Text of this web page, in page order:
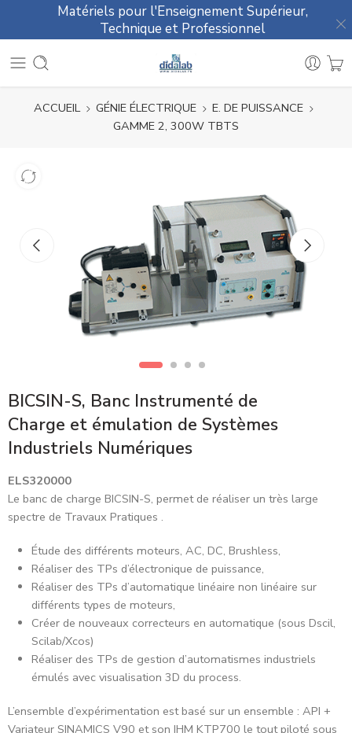
Matériels pour l'Enseignement Supérieur,
Technique et Professionnel
ACCUEIL GÉNIE ÉLECTRIQUE
E. DE PUISSANCE
GAMME 2, 300W TBTS
BICSIN-S, Banc Instrumenté de
Charge et émulation de Systèmes
Industriels Numériques
ELS320000
Le banc de charge BICSIN-S, permet de réaliser un très large
spectre de Travaux Pratiques .
Étude des différents moteurs, AC, DC, Brushless,
Réaliser des TPs d’électronique de puissance,
Réaliser des TPs d’automatique linéaire non linéaire sur
différents types de moteurs,
Créer de nouveaux correcteurs en automatique (sous Dscil,
Scilab/Xcos)
Réaliser des TPs de gestion d’automatismes industriels
émulés avec visualisation 3D du process.
L’ensemble d’expérimentation est basé sur un ensemble : API +
Variateur SINAMICS V90 et son IHM KTP700 le tout piloté sous